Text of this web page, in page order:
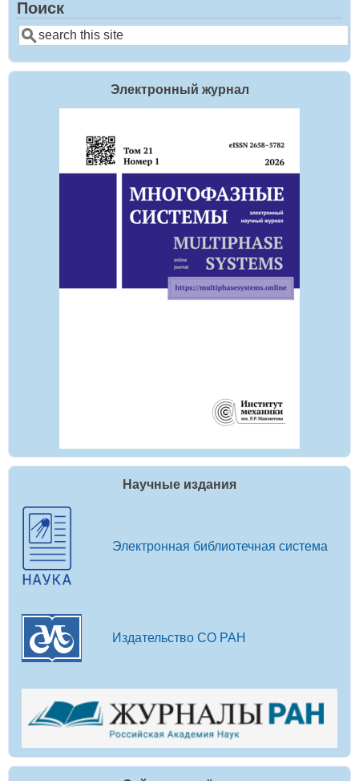
Поиск
Поиск
Электронный журнал
Научные издания
Электронная библиотечная система
Издательство СО РАН